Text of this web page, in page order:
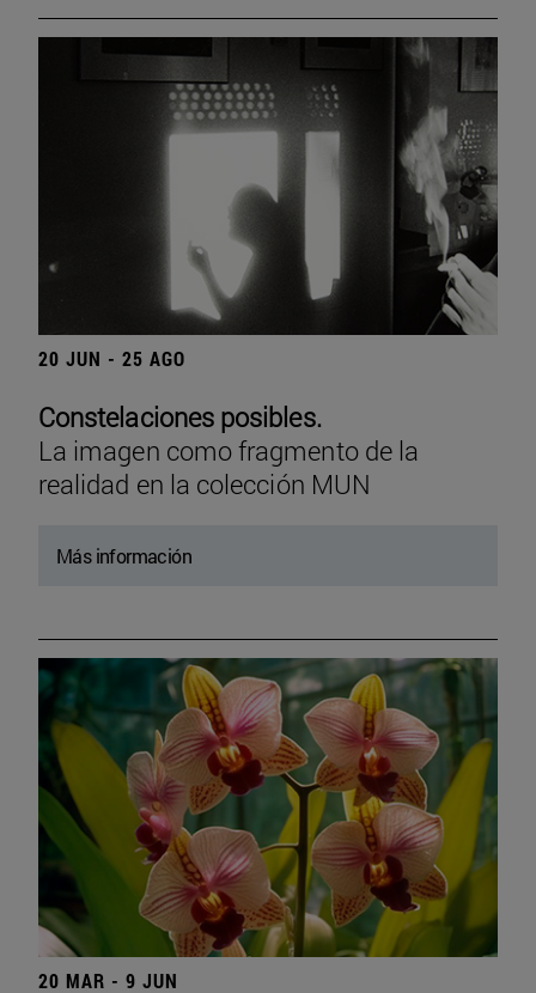
20 JUN - 25 AGO
Constelaciones posibles.
La imagen como fragmento de la
realidad en la colección MUN
Más información
20 MAR - 9 JUN